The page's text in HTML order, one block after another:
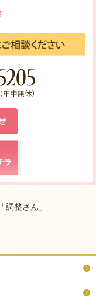
調整さん」